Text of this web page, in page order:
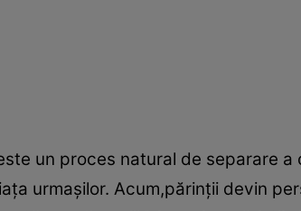
un proces natural de separare
urmaşilor. Acum,părinţii devin